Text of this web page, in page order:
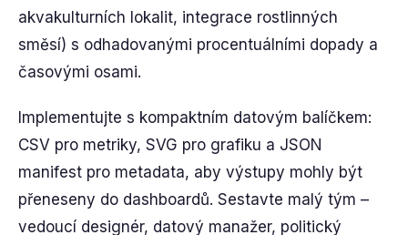
akvakulturních lokalit, integrace rostlinných
směsí) s odhadovanými procentuálními dopady a
časovými osami.
Implementujte s kompaktním datovým balíčkem:
CSV pro metriky, SVG pro grafiku a JSON
manifest pro metadata, aby výstupy mohly být
přeneseny do dashboardů. Sestavte malý tým –
vedoucí designér, datový manažer, politický